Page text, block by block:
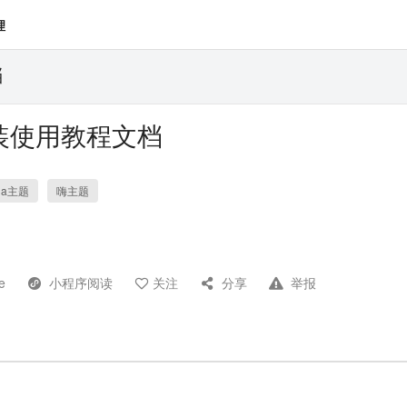
用教程文档
主题 嗨主题
小程序阅读 关注 分享 举报